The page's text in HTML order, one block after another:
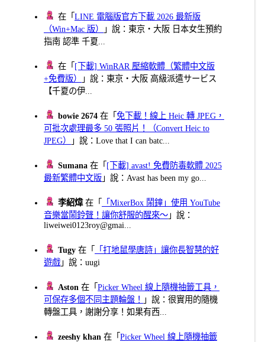
在「LINE 電腦版官方下載 2026 最新版
（Win+Mac 版）
」說：東京・大阪 日本女生預約
指南 認準 千夏...
在「 [下載] WinRAR 壓縮軟體（繁體中文版
+免費版）
」說：東京・大阪 高級派遣サービス
【千夏の伊...
bowie 2674 在「免下載！線上 Heic 轉 JPEG，
可批次處理最多 50 張照片！（Convert Heic to
JPEG）
」說：Love that I can batc...
Sumana 在「 [下載] avast! 免費防毒軟體 2025
最新繁體中文版 」說：Avast has been my go...
李紹煒在「
「MixerBox 鬧鐘」使用 YouTube
音樂當鬧鈴聲！讓你舒服的醒來～ 」說：
liweiwei0123roy@gmai...
Tugy 在「
「打地鼠學唐詩」讓你長智慧的好
遊戲 」說：uugi
Aston 在「Picker Wheel 線上隨機抽籤工具，
可保存多個不同主題輪盤！
」說：很實用的隨機
轉盤工具，謝謝分享！如果有西...
zeeshy khan 在「Picker Wheel 線上隨機抽籤